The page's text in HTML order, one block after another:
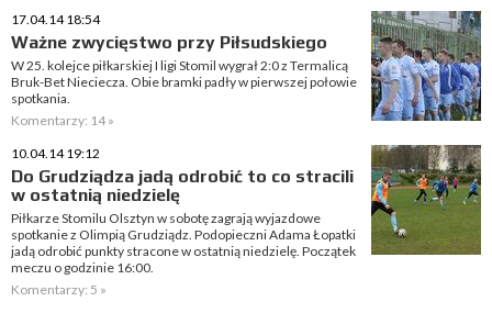
17.04.14 18:54
Ważne zwycięstwo przy Piłsudskiego
W 25. kolejce piłkarskiej I ligi Stomil wygrał 2:0 z Termalicą
Bruk-Bet Nieciecza. Obie bramki padły w pierwszej połowie
spotkania.
Komentarzy: 14 »
10.04.14 19:12
Do Grudziądza jadą odrobić to co stracili
w ostatnią niedzielę
Piłkarze Stomilu Olsztyn w sobotę zagrają wyjazdowe
spotkanie z Olimpią Grudziądz. Podopieczni Adama Łopatki
jadą odrobić punkty stracone w ostatnią niedzielę. Początek
meczu o godzinie 16:00.
Komentarzy: 5 »